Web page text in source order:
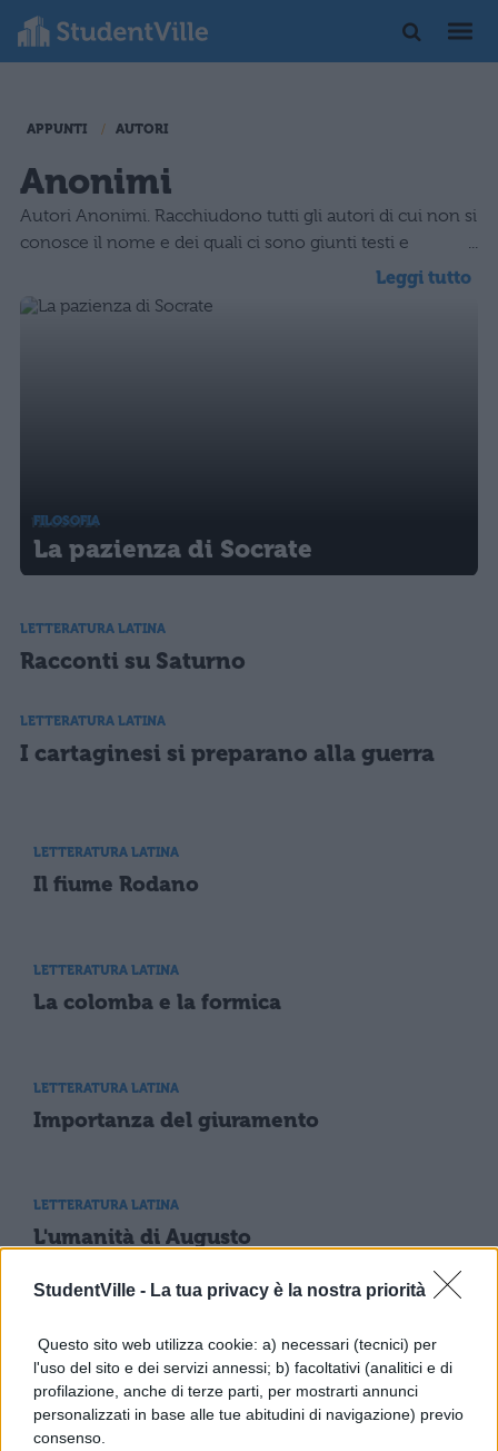
StudentVille - La tua privacy è la nostra priorità
Questo sito web utilizza cookie: a) necessari (tecnici) per
l'uso del sito e dei servizi annessi; b) facoltativi (analitici e di
profilazione, anche di terze parti, per mostrarti annunci
personalizzati in base alle tue abitudini di navigazione) previo
consenso.
APPUNTI AUTORI
Anonimi
Autori Anonimi. Racchiudono tutti gli autori di cui non si
conosce il nome e dei quali ci sono giunti testi e
Leggi tutto
FILOSOFIA
La pazienza di Socrate
LETTERATURA LATINA
Racconti su Saturno
LETTERATURA LATINA
I cartaginesi si preparano alla guerra
LETTERATURA LATINA
Il fiume Rodano
LETTERATURA LATINA
La colomba e la formica
LETTERATURA LATINA
Importanza del giuramento
LETTERATURA LATINA
L'umanità di Augusto
Esopo e lo schiavo fuggiasco
LETTERATURA LATINA